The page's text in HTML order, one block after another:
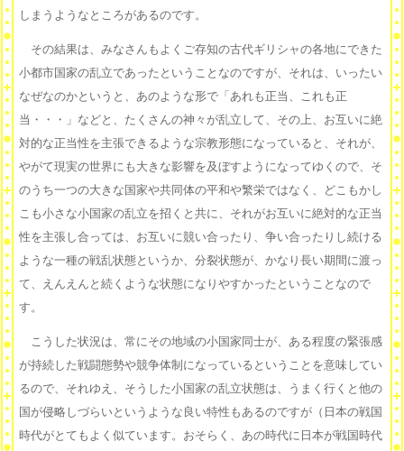
しまうようなところがあるのです。
その結果は、みなさんもよくご存知の古代ギリシャの各地にできた
小都市国家の乱立であったということなのですが、それは、いったい
なぜなのかというと、あのような形で「あれも正当、これも正
当・・・」などと、たくさんの神々が乱立して、その上、お互いに絶
対的な正当性を主張できるような宗教形態になっていると、それが、
やがて現実の世界にも大きな影響を及ぼすようになってゆくので、そ
のうち一つの大きな国家や共同体の平和や繁栄ではなく、どこもかし
こも小さな小国家の乱立を招くと共に、それがお互いに絶対的な正当
性を主張し合っては、お互いに競い合ったり、争い合ったりし続ける
ような一種の戦乱状態というか、分裂状態が、かなり長い期間に渡っ
て、えんえんと続くような状態になりやすかったということなので
す。
こうした状況は、常にその地域の小国家同士が、ある程度の緊張感
が持続した戦闘態勢や競争体制になっているということを意味してい
るので、それゆえ、そうした小国家の乱立状態は、うまく行くと他の
国が侵略しづらいというような良い特性もあるのですが（日本の戦国
時代がとてもよく似ています。おそらく、あの時代に日本が戦国時代